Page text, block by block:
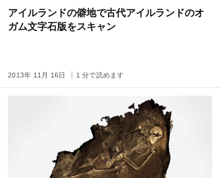
アイルランドの僻地で古代アイルランドのオ
ガム文字石版をスキャン
2013年 11月 16日 1 分で読めます